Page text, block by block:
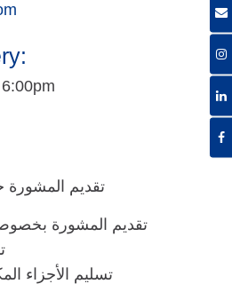
تقديم المشورة
تقديم المشورة
تسليم الأجزاء